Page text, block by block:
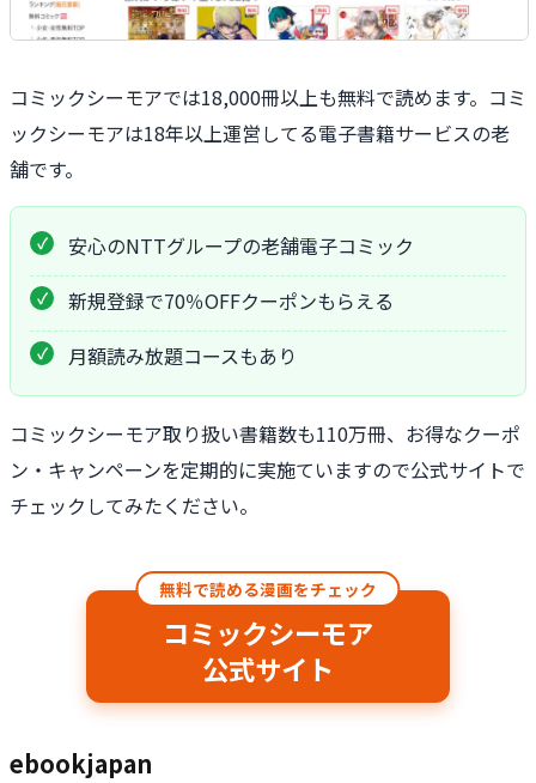
コミックシーモアでは18,000冊以上も無料で読めます。コミ
ックシーモアは18年以上運営してる電子書籍サービスの老
舗です。
安心のNTTグループの老舗電子コミック
新規登録で70％OFFクーポンもらえる
月額読み放題コースもあり
コミックシーモア取り扱い書籍数も110万冊、お得なクーポ
ン・キャンペーンを定期的に実施ていますので公式サイトで
チェックしてみたください。
無料で読める漫画をチェック
コミックシーモア
公式サイト
ebookjapan